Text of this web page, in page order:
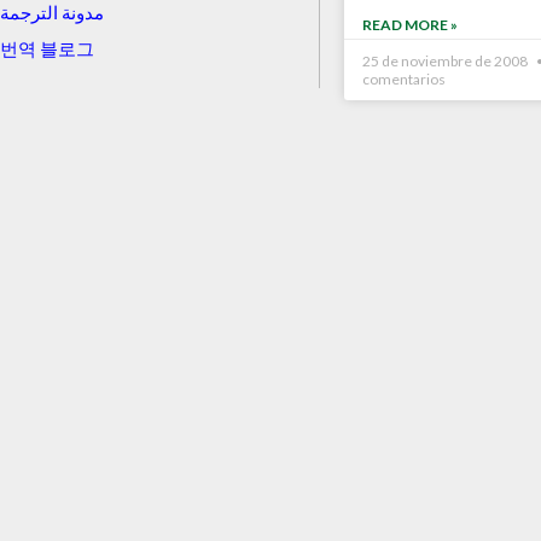
مدونة الترجمة
번역 블로그
READ MORE »
25 de noviembre de 2008
comentarios